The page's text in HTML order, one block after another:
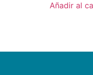
Añadir al